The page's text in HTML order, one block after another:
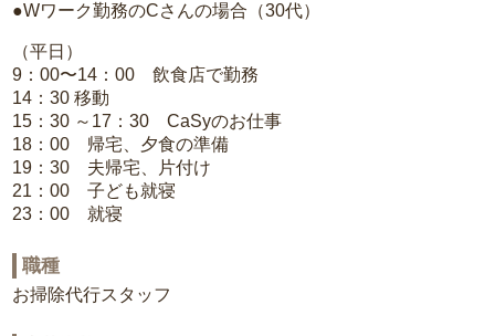
●Wワーク勤務のCさんの場合（30代）
（平日）
9：00〜14：00 飲食店で勤務
14：30 移動
15：30 ～17：30 CaSyのお仕事
18：00 帰宅、夕食の準備
19：30 夫帰宅、片付け
21：00 子ども就寝
23：00 就寝
職種
お掃除代行スタッフ